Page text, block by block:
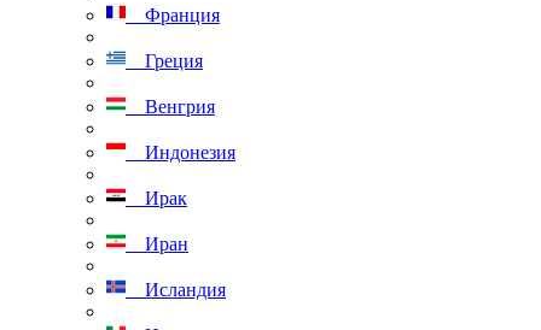
Франция
Греция
Венгрия
Индонезия
Ирак
Иран
Исландия